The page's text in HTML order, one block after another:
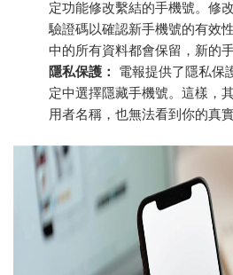
定功能修改繫結的手機號。修
驗證碼以確認新手機號的有效
中的所有資料都會保留，新的
隱私保護：
電報提供了隱私保
定中選擇隱藏手機號。這樣，
用者名稱，也無法看到你的真